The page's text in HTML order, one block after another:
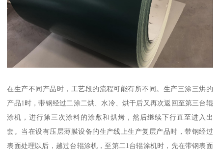
在生产不同产品时，工艺段的流程可能有所不同。生产三涂三烘的
产品1时，带钢经过二涂二烘、水冷、烘干后又再次返回至第三台辊
涂机，进行第三次涂料的涂敷和烘烤，然后继续下行直至进入出
套。当在设有压层薄膜设备的生产线上生产复层产品时，带钢经过
表面处理以后，越过台辊涂机，至第二1台辊涂机时，先在带钢表面